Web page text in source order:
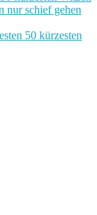
nur schief gehen
50 kürzesten